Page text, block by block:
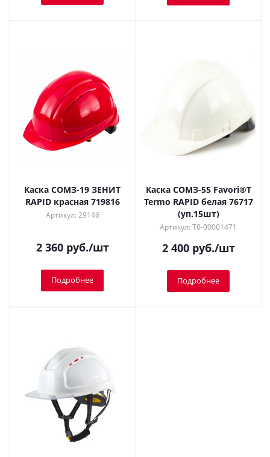
Каска СОМЗ-19 ЗЕНИТ
RAPID красная 719816
Артикул: 29146
2 360руб./шт
Подробнее
Каска СОМЗ-55 Favori®T
Termo RAPID белая 76717
(уп.15шт)
Артикул: Т0-00001471
2 400руб./шт
Подробнее